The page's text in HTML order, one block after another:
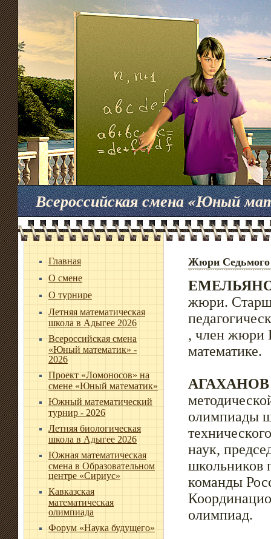
Всероссийская смена «Юный
Главная
О смене
О турнире
Летняя математическая
школа в Адыгее 2026
Всероссийская смена
«Юный математик» -
2026
Проект «Ломоносов» на
смене «Юный математик»
Южный математический
турнир - 2026
Летняя биологическая
школа в Адыгее 2026
Южная математическая
смена в Образовательном
центре «Сириус»
Кавказская
математическая
олимпиада
Форум «Наука будущего»
Жюри Седьмого
жюри.
, член жюри
математике.
АГАХАНОВ
олимпиады
наук,
школьников
команды
олимпиад.